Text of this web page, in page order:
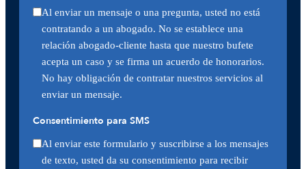
Al enviar un mensaje o una pregunta, usted no está
contratando a un abogado. No se establece una
relación abogado-cliente hasta que nuestro bufete
acepta un caso y se firma un acuerdo de honorarios.
No hay obligación de contratar nuestros servicios al
enviar un mensaje.
Consentimiento para SMS
Al enviar este formulario y suscribirse a los mensajes
de texto, usted da su consentimiento para recibir